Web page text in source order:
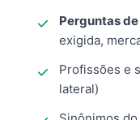
Perguntas
exigida,
Profissões e
lateral)